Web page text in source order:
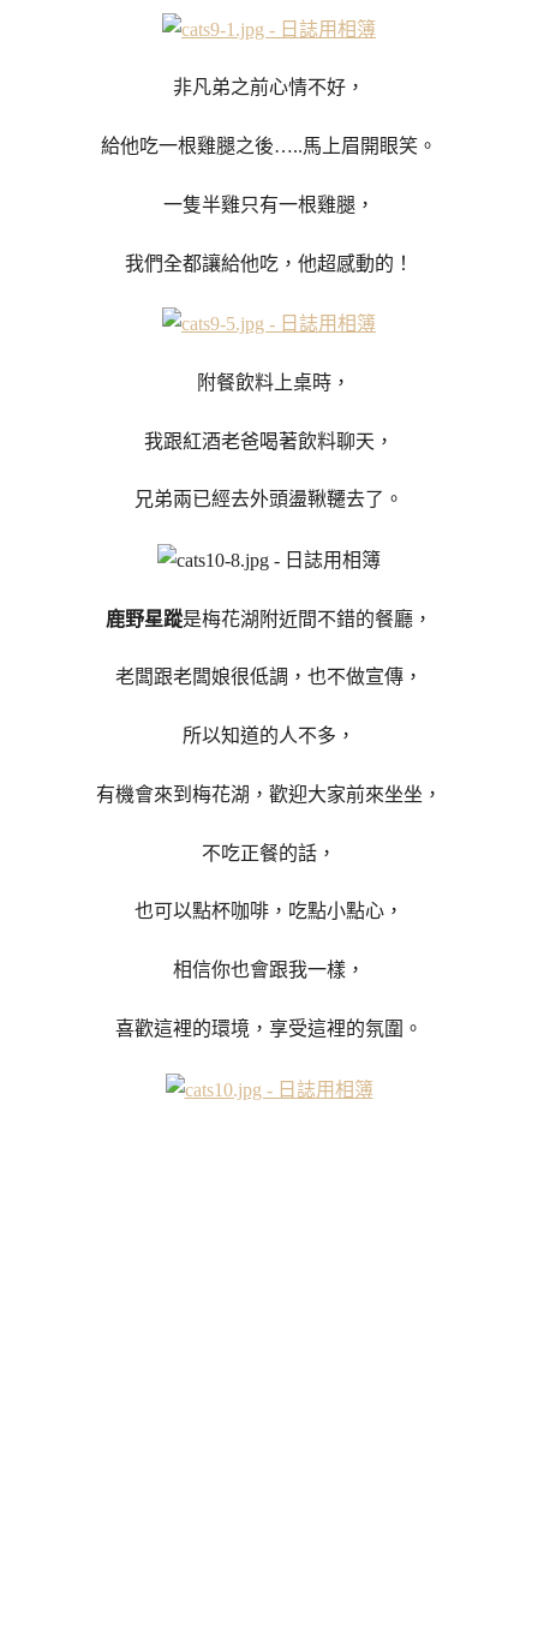
非凡弟之前心情不好，
給他吃一根雞腿之後…..馬上眉開眼笑。
一隻半雞只有一根雞腿，
我們全都讓給他吃，他超感動的！
附餐飲料上桌時，
我跟紅酒老爸喝著飲料聊天，
兄弟兩已經去外頭盪鞦韆去了。
鹿野星蹤是梅花湖附近間不錯的餐廳，
老闆跟老闆娘很低調，也不做宣傳，
所以知道的人不多，
有機會來到梅花湖，歡迎大家前來坐坐，
不吃正餐的話，
也可以點杯咖啡，吃點小點心，
相信你也會跟我一樣，
喜歡這裡的環境，享受這裡的氛圍。